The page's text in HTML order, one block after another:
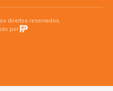
direitos reservados.
por